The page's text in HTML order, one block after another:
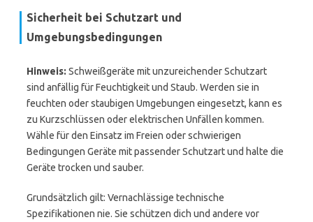
Sicherheit bei Schutzart und
Umgebungsbedingungen
Hinweis: Schweißgeräte mit unzureichender Schutzart
sind anfällig für Feuchtigkeit und Staub. Werden sie in
feuchten oder staubigen Umgebungen eingesetzt, kann es
zu Kurzschlüssen oder elektrischen Unfällen kommen.
Wähle für den Einsatz im Freien oder schwierigen
Bedingungen Geräte mit passender Schutzart und halte die
Geräte trocken und sauber.
Grundsätzlich gilt: Vernachlässige technische
Spezifikationen nie. Sie schützen dich und andere vor